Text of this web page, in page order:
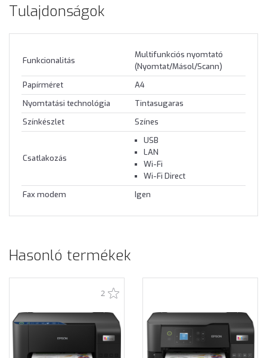
Tulajdonságok
Funkcionalitás
Multifunkciós nyomtató
(Nyomtat/Másol/Scann)
Papírméret
A4
Nyomtatási technológia
Tintasugaras
Színkészlet
Színes
Csatlakozás
USB
LAN
Wi-Fi
Wi-Fi Direct
Fax modem
Igen
Hasonló termékek
2